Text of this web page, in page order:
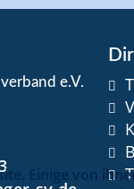
e.V.
Einige von